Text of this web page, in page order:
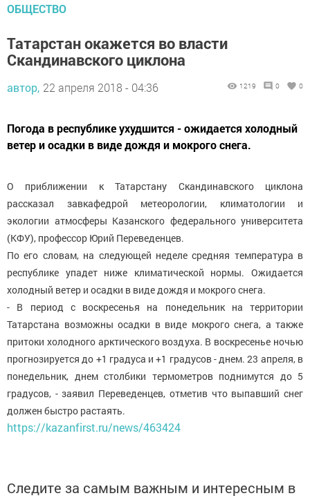
ОБЩЕСТВО
Татарстан окажется во власти
Скандинавского циклона
автор, 22 апреля 2018 - 04:36 1219 0 0
Погода в республике ухудшится - ожидается холодный
ветер и осадки в виде дождя и мокрого снега.
О приближении к Татарстану Скандинавского циклона
рассказал завкафедрой метеорологии, климатологии и
экологии атмосферы Казанского федерального университета
(КФУ), профессор Юрий Переведенцев.
По его словам, на следующей неделе средняя температура в
республике упадет ниже климатической нормы. Ожидается
холодный ветер и осадки в виде дождя и мокрого снега.
- В период с воскресенья на понедельник на территории
Татарстана возможны осадки в виде мокрого снега, а также
притоки холодного арктического воздуха. В воскресенье ночью
прогнозируется до +1 градуса и +1 градусов - днем. 23 апреля, в
понедельник, днем столбики термометров поднимутся до 5
градусов, - заявил Переведенцев, отметив что выпавший снег
должен быстро растаять.
https://kazanfirst.ru/news/463424
Следите за самым важным и интересным в